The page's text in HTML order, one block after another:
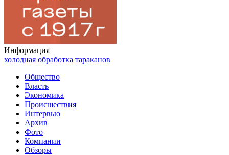
Информация
холодная обработка тараканов
Общество
Власть
Экономика
Происшествия
Интервью
Архив
Фото
Компании
Обзоры